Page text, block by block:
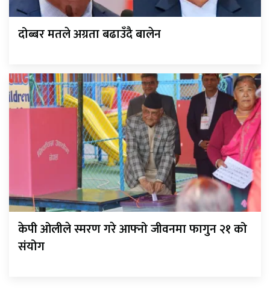
दोब्बर मतले अग्रता बढाउँदै बालेन
केपी ओलीले स्मरण गरे आफ्नो जीवनमा फागुन २१ को
संयोग